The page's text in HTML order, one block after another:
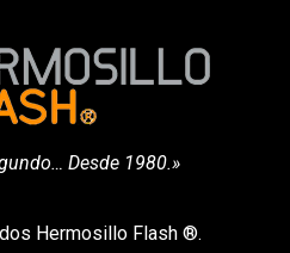
Desde 1980.»
Hermosillo Flash ®.